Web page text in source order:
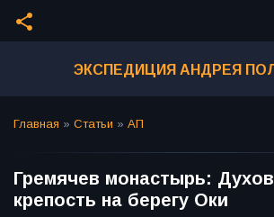
share
ЭКСПЕДИЦИЯ АНДРЕЯ
Главная » Статьи » АП
Гремячев монастырь:
крепость на берегу Оки